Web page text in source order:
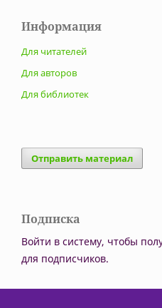
Информация
Для читателей
Для авторов
Для библиотек
Отправить материал
Подписка
Войти в систему, чтобы
для подписчиков.